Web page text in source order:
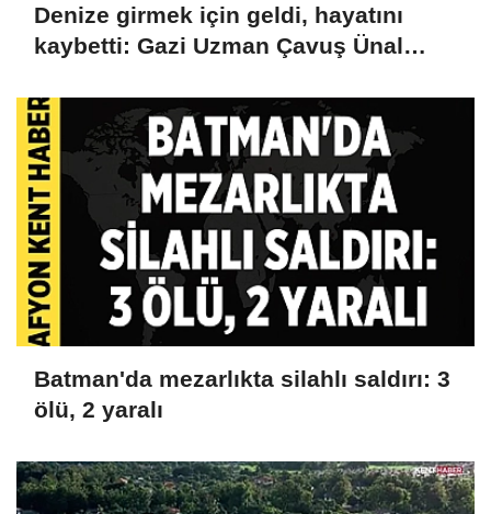
Denize girmek için geldi, hayatını
kaybetti: Gazi Uzman Çavuş Ünal
Batman'da mezarlıkta silahlı saldırı: 3
ölü, 2 yaralı